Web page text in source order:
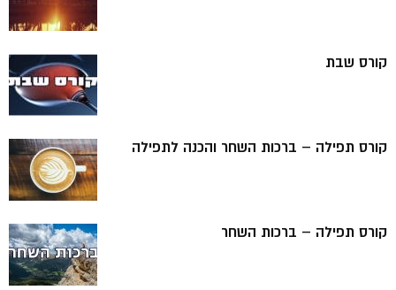
קורס שבת
קורס תפילה – ברכות השחר והכנה לתפילה
קורס תפילה – ברכות השחר